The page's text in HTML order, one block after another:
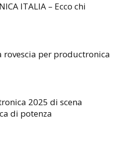
ITALIA – Ecco chi
rovescia per productronica
2025 di scena
di potenza